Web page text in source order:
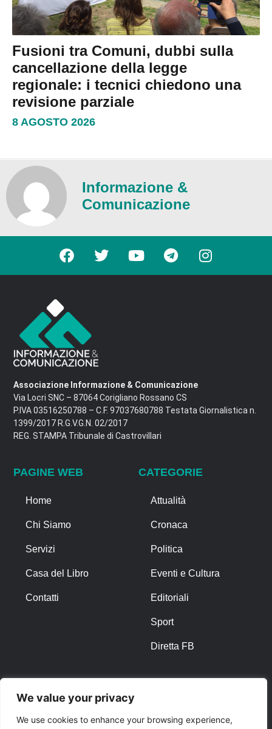
We value your privacy
We use cookies to enhance your browsing experience,
Fusioni tra Comuni, dubbi sulla
cancellazione della legge
regionale: i tecnici chiedono una
revisione parziale
8 AGOSTO 2026
Informazione &
Comunicazione
Associazione Informazione & Comunicazione
Via Locri SNC – 87064 Corigliano Rossano CS
P.IVA 03516250788 – C.F. 97037680788 Testata Giornalistica n.
1399/2017 R.G.V.G.N. 02/2017
REG. STAMPA Tribunale di Castrovillari
PAGINE WEB
Home
Chi Siamo
Servizi
Casa del Libro
Contatti
CATEGORIE
Attualità
Cronaca
Politica
Eventi e Cultura
Editoriali
Sport
Diretta FB